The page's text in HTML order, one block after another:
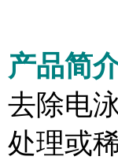
产品简
去除电
处理或